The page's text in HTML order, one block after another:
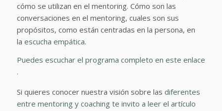
cómo se utilizan en el mentoring. Cómo son las
conversaciones en el mentoring, cuales son sus
propósitos, como están centradas en la persona, en
la escucha empática.
Puedes escuchar el programa completo en este enlace
.
Si quieres conocer nuestra visión sobre las diferentes
entre mentoring y coaching te invito a leer el artículo